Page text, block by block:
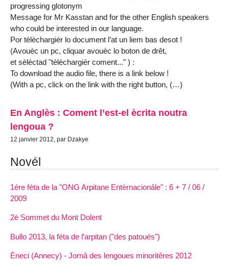
progressing glotonym
Message for Mr Kasstan and for the other English speakers
who could be interested in our language.
Por tèlèchargiér lo document l’at un liem bas desot !
(Avouèc un pc, cliquar avouèc lo boton de drêt,
et sèlèctad "tèlèchargiér coment..." ) :
To download the audio file, there is a link below !
(With a pc, click on the link with the right button, (…)
En Anglès : Coment l’est-el ècrita noutra
lengoua ?
12 janvier 2012, par Dzakye
Novél
1ére féta de la "ONG Arpitane Entèrnacionâle" : 6 + 7 / 06 /
2009
2è Sommet du Mont Dolent
Bullo 2013, la féta de l’arpitan ("des patoués")
Èneci (Annecy) - Jornâ des lengoues minoritêres 2012